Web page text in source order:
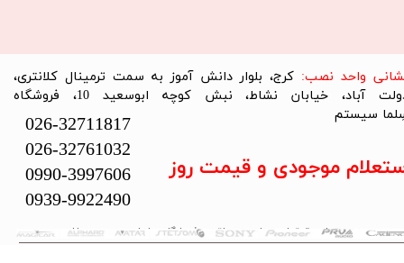
تمام حقوق این سایت متعلق به فروشگاه سلما سیستم می‌باشد.
واحد نصب: کرج، بلوار دانش آموز به سمت ترمینال کلانتری،
دولت آباد، خیابان نشاط، نبش کوچه ابوسعید 10، فروشگاه
سیستم​​​​​​​
026-32711817
026-32761032
0990-3997606
0939-9922490
موجودی و قیمت روز